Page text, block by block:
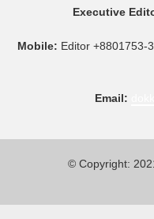
Executive
Mobile: Editor +8801753-
Email:
© Copyright: